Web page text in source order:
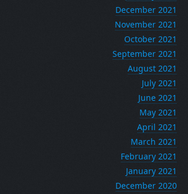
December 2021
November 2021
October 2021
September 2021
August 2021
July 2021
June 2021
May 2021
April 2021
March 2021
February 2021
January 2021
December 2020